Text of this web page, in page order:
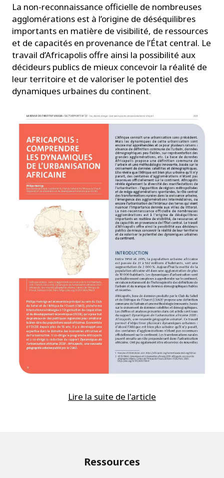
La non-reconnaissance officielle de nombreuses
agglomérations est à l’origine de déséquilibres
importants en matière de visibilité, de ressources
et de capacités en provenance de l’État central. Le
travail d’Africapolis offre ainsi la possibilité aux
décideurs publics de mieux concevoir la réalité de
leur territoire et de valoriser le potentiel des
dynamiques urbaines du continent.
Lire la suite de l'article
Ressources